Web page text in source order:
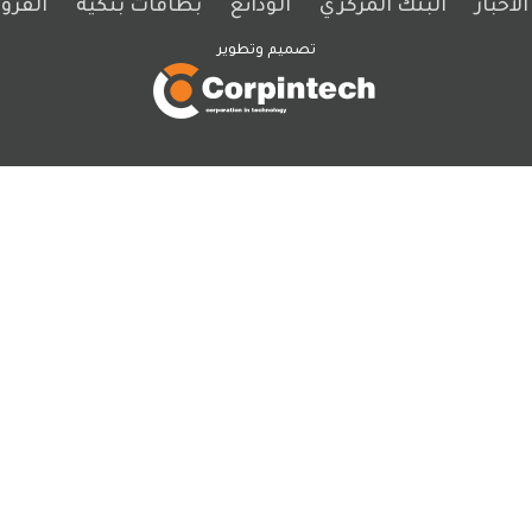
البنك المركزي الودائع بطاقات بنكية
تصميم وتطوير